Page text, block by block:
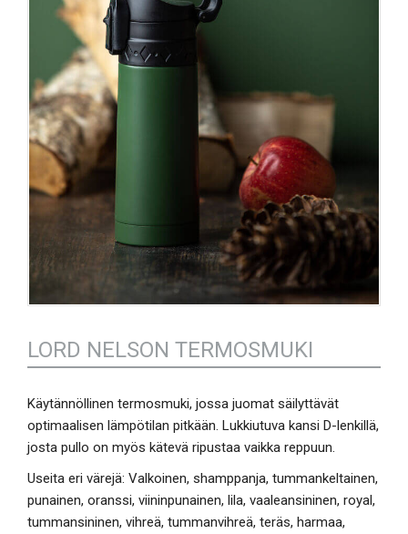
LORD NELSON TERMOSMUKI
Käytännöllinen termosmuki, jossa juomat säilyttävät
optimaalisen lämpötilan pitkään. Lukkiutuva kansi D-lenkillä,
josta pullo on myös kätevä ripustaa vaikka reppuun.
Useita eri värejä: Valkoinen, shamppanja, tummankeltainen,
punainen, oranssi, viininpunainen, lila, vaaleansininen, royal,
tummansininen, vihreä, tummanvihreä, teräs, harmaa,